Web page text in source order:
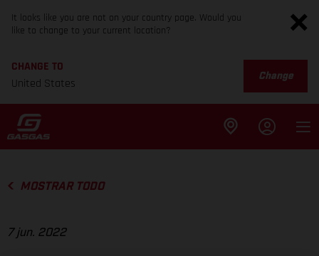
It looks like you are not on your country page. Would you
like to change to your current location?
CHANGE TO
United States
Change
MOSTRAR TODO
7 jun. 2022